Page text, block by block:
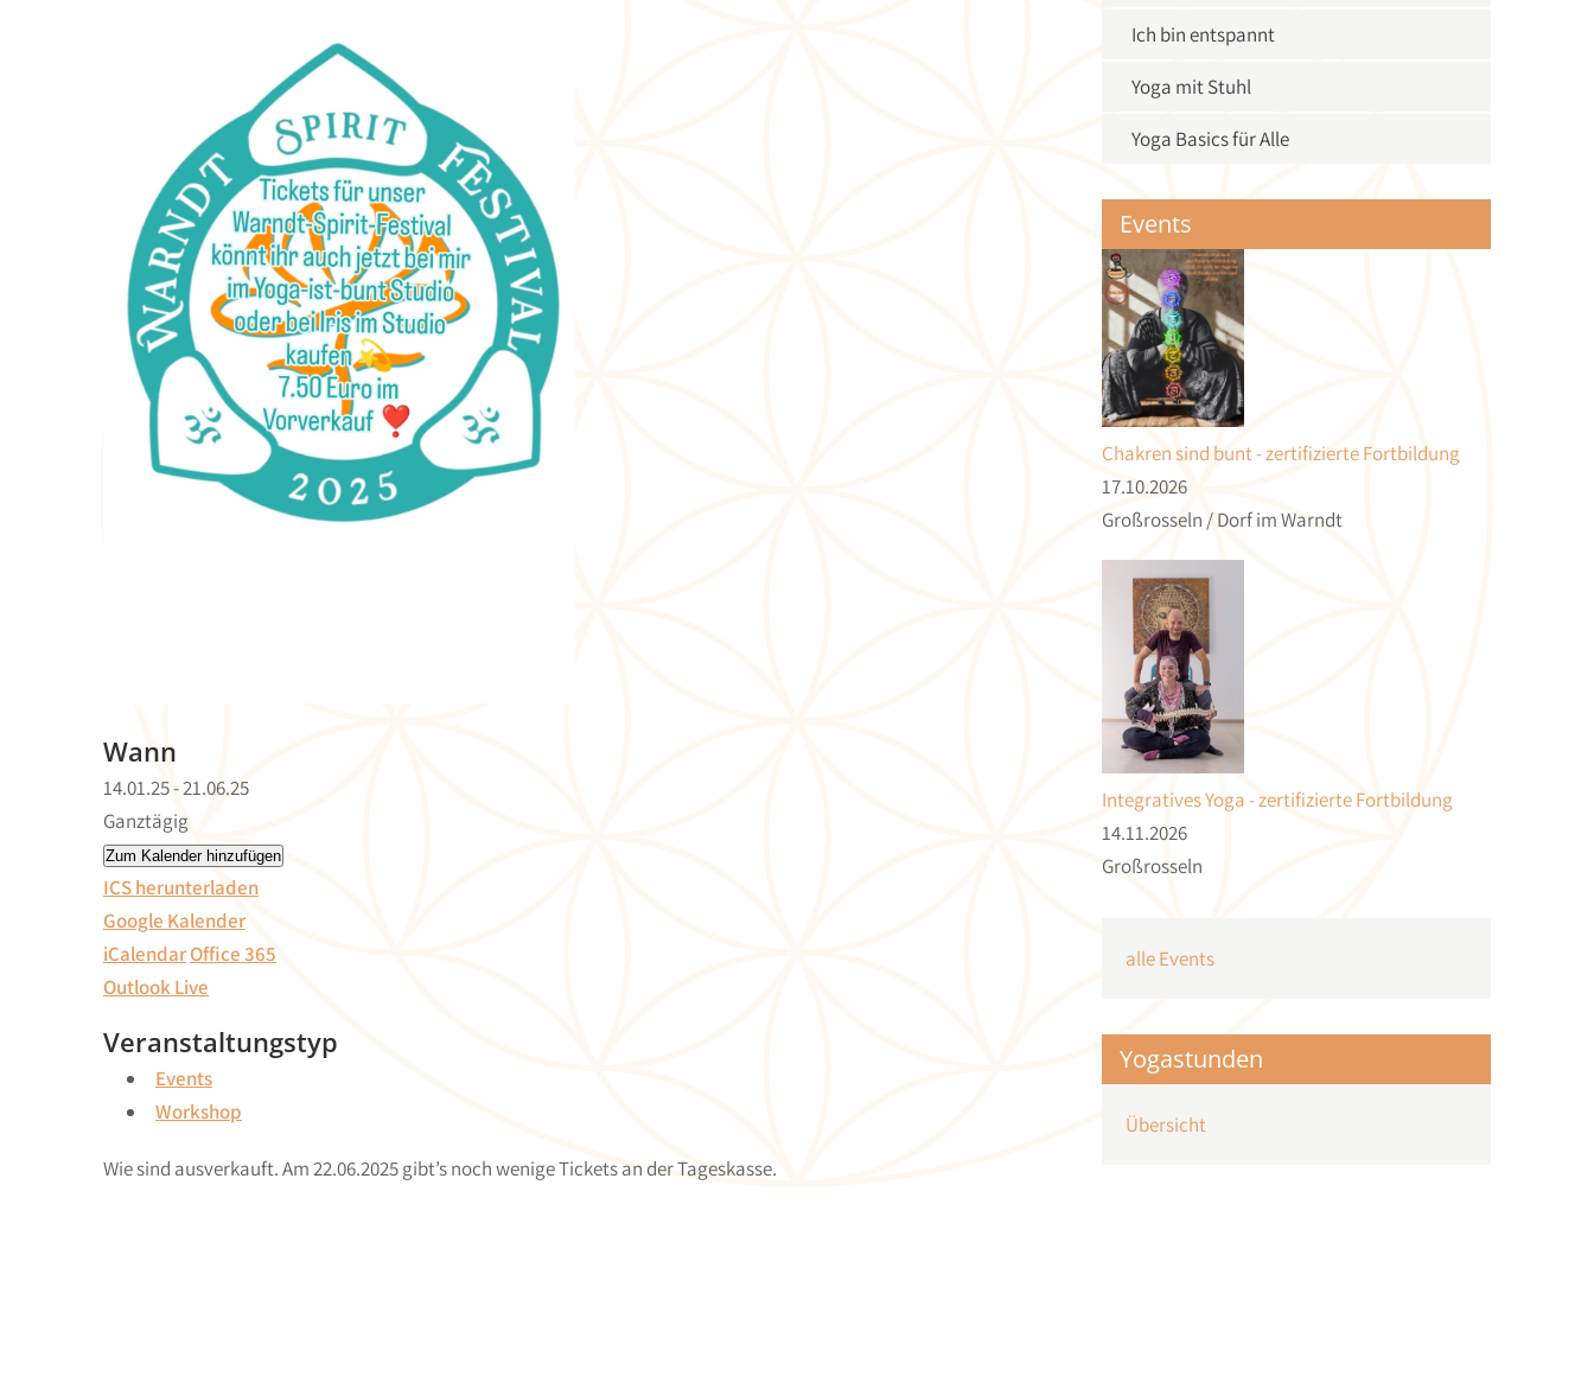
Wann
14.01.25 - 21.06.25
Ganztägig
Zum Kalender hinzufügen
ICS herunterladen
Google Kalender
iCalendarOffice 365
Outlook Live
Veranstaltungstyp
Events
Workshop
Wie sind ausverkauft. Am 22.06.2025 gibt’s noch wenige Tickets an der Tageskasse.
Ich bin entspannt
Yoga mit Stuhl
Yoga Basics für Alle
Events
Chakren sind bunt - zertifizierte Fortbildung
17.10.2026
Großrosseln / Dorf im Warndt
Integratives Yoga - zertifizierte Fortbildung
14.11.2026
Großrosseln
alle Events
Yogastunden
Übersicht